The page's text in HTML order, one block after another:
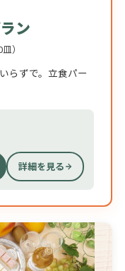
ン
）
らずで。立食パー
詳細を見る